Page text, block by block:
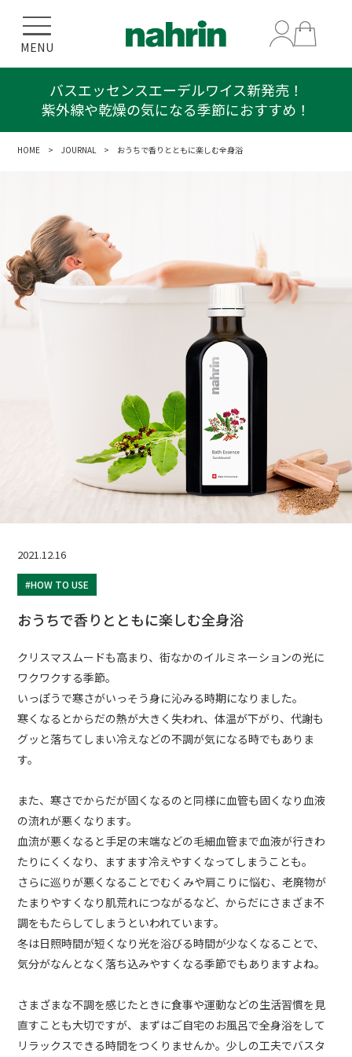
MENU
バスエッセンスエーデルワイス新発売！
紫外線や乾燥の気になる季節におすすめ！
HOME >JOURNAL> おうちで香りとともに楽しむ全身浴
2021.12.16
#HOW TO USE
おうちで香りとともに楽しむ全身浴
クリスマスムードも高まり、街なかのイルミネーションの光に
ワクワクする季節。
いっぽうで寒さがいっそう身に沁みる時期になりました。
寒くなるとからだの熱が大きく失われ、体温が下がり、代謝も
グッと落ちてしまい冷えなどの不調が気になる時でもありま
す。
また、寒さでからだが固くなるのと同様に血管も固くなり血液
の流れが悪くなります。
血流が悪くなると手足の末端などの毛細血管まで血液が行きわ
たりにくくなり、ますます冷えやすくなってしまうことも。
さらに巡りが悪くなることでむくみや肩こりに悩む、老廃物が
たまりやすくなり肌荒れにつながるなど、からだにさまざま不
調をもたらしてしまうといわれています。
冬は日照時間が短くなり光を浴びる時間が少なくなることで、
気分がなんとなく落ち込みやすくなる季節でもありますよね。
さまざまな不調を感じたときに食事や運動などの生活習慣を見
直すことも大切ですが、まずはご自宅のお風呂で全身浴をして
リラックスできる時間をつくりませんか。少しの工夫でバスタ